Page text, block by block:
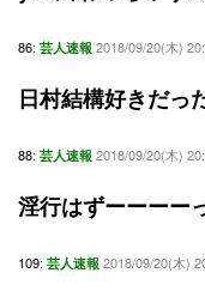
86: 芸人速報 2018/09/20(木)
日村結構好きだっ
88: 芸人速報 2018/09/20(木)
淫行はずーーーー
109: 芸人速報 2018/09/20(木)